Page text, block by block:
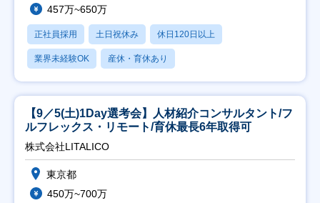
457万~650万
正社員採用 土日祝休み 休日120日以上
業界未経験OK 産休・育休あり
【9／5(土)1Day選考会】人材紹介コンサルタント/フ
ルフレックス・リモート/育休最長6年取得可
株式会社LITALICO
東京都
450万~700万